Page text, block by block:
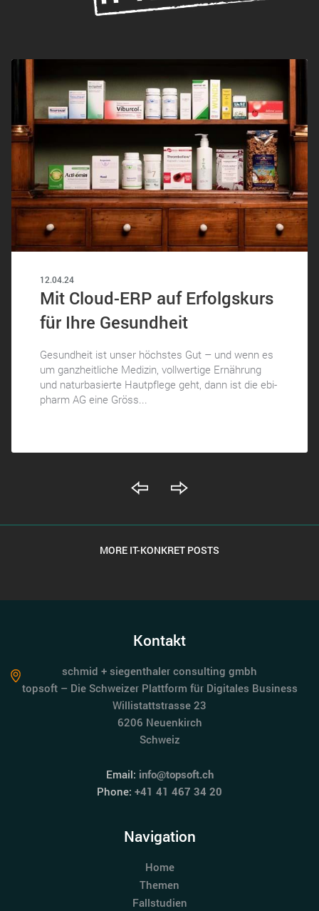
12.04.24
Mit Cloud-ERP auf Erfolgskurs
für Ihre Gesundheit
Gesundheit ist unser höchstes Gut – und wenn es
um ganzheitliche Medizin, vollwertige Ernährung
und naturbasierte Hautpflege geht, dann ist die ebi-
pharm AG eine Gröss...
MORE IT-KONKRET POSTS
Kontakt
schmid + siegenthaler consulting gmbh
topsoft – Die Schweizer Plattform für Digitales Business
Willistattstrasse 23
6206 Neuenkirch
Schweiz
Email: info@topsoft.ch
Phone: +41 41 467 34 20
Navigation
Home
Themen
Fallstudien